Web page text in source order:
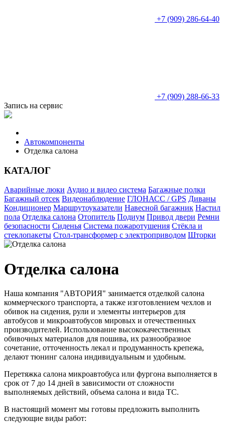
+7 (909) 286-64-40
+7 (909) 288-66-33
Запись на сервис
Автокомпоненты
Отделка салона
КАТАЛОГ
Аварийные люки Аудио и видео система Багажные полки
Багажный отсек Видеонаблюдение ГЛОНАСС / GPS Диваны
Кондиционер Маршрутоуказатели Навесной багажник Настил
пола Отделка салона Отопитель Подиум Привод двери Ремни
безопасности Сиденья Система пожаротушения Стёкла и
стеклопакеты Стол-трансформер с электроприводом Шторки
Отделка салона
Наша компания "АВТОРИЯ" занимается отделкой салона
коммерческого транспорта, а также изготовлением чехлов и
обивок на сидения, рули и элементы интерьеров для
автобусов и микроавтобусов мировых и отечественных
производителей. Использование высококачественных
обивочных материалов для пошива, их разнообразное
сочетание, отточенность лекал и продуманность крепежа,
делают тюнинг салона индивидуальным и удобным.
Перетяжка салона микроавтобуса или фургона выполняется в
срок от 7 до 14 дней в зависимости от сложности
выполняемых действий, объема салона и вида ТС.
В настоящий момент мы готовы предложить выполнить
следующие виды работ: